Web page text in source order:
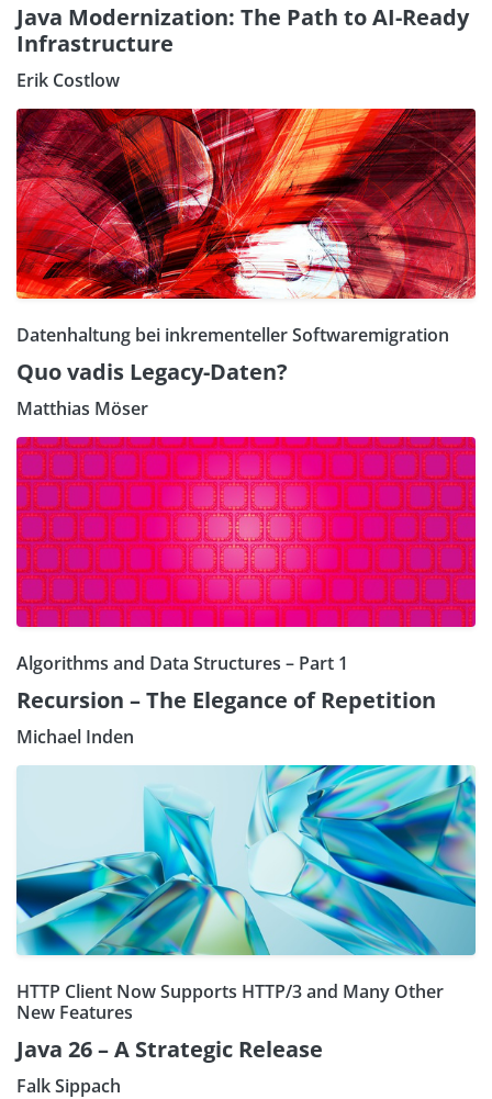
Java Modernization: The Path to AI-Ready
Infrastructure
Erik Costlow
Datenhaltung bei inkrementeller Softwaremigration
Quo vadis Legacy-Daten?
Matthias Möser
Algorithms and Data Structures – Part 1
Recursion – The Elegance of Repetition
Michael Inden
HTTP Client Now Supports HTTP/3 and Many Other
New Features
Java 26 – A Strategic Release
Falk Sippach